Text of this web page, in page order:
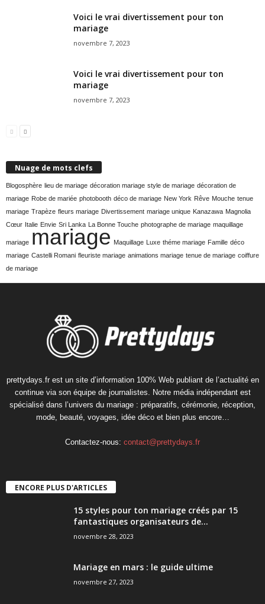
Voici le vrai divertissement pour ton
mariage
novembre 7, 2023
Voici le vrai divertissement pour ton
mariage
novembre 7, 2023
Nuage de mots clefs
Blogosphère lieu de mariage décoration mariage style de mariage décoration de
mariage Robe de mariée photobooth déco de mariage New York Rêve Mouche tenue
mariage Trapèze fleurs mariage Divertissement mariage unique Kanazawa Magnolia
Cœur Italie Envie Sri Lanka La Bonne Touche photographe de mariage maquillage
mariage mariage Maquillage Luxe théme mariage Famille déco
mariage Castelli Romani fleuriste mariage animations mariage tenue de mariage coiffure
de mariage
prettydays.fr est un site d’information 100% Web publiant de l’actualité en
continue via son équipe de journalistes. Notre média indépendant est
spécialisé dans l’univers du mariage : préparatifs, cérémonie, réception,
mode, beauté, voyages, idée déco et bien plus encore…
Contactez-nous: contact@prettydays.fr
ENCORE PLUS D'ARTICLES
15 styles pour ton mariage créés par 15
fantastiques organisateurs de...
novembre 28, 2023
Mariage en mars : le guide ultime
novembre 27, 2023